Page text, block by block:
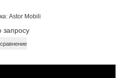
Astor Mobili
запросу